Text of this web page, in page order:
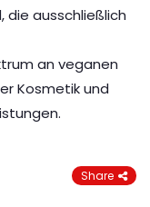
die ausschließlich
an veganen
Kosmetik und
Share